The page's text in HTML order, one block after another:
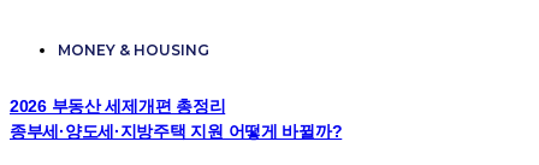
MONEY & HOUSING
2026 부동산 세제개편 총정리
종부세·양도세·지방주택 지원 어떻게 바뀔까?